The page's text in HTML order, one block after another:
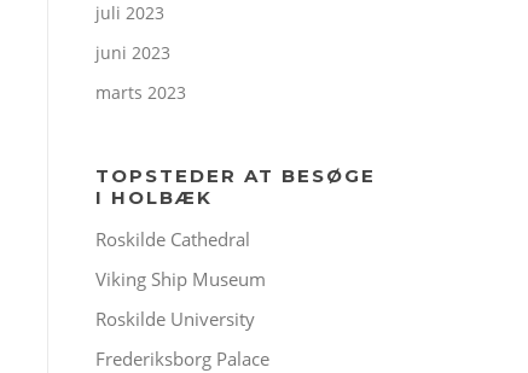
juli 2023
juni 2023
marts 2023
TOPSTEDER AT BESØGE
I HOLBÆK
Roskilde Cathedral
Viking Ship Museum
Roskilde University
Frederiksborg Palace